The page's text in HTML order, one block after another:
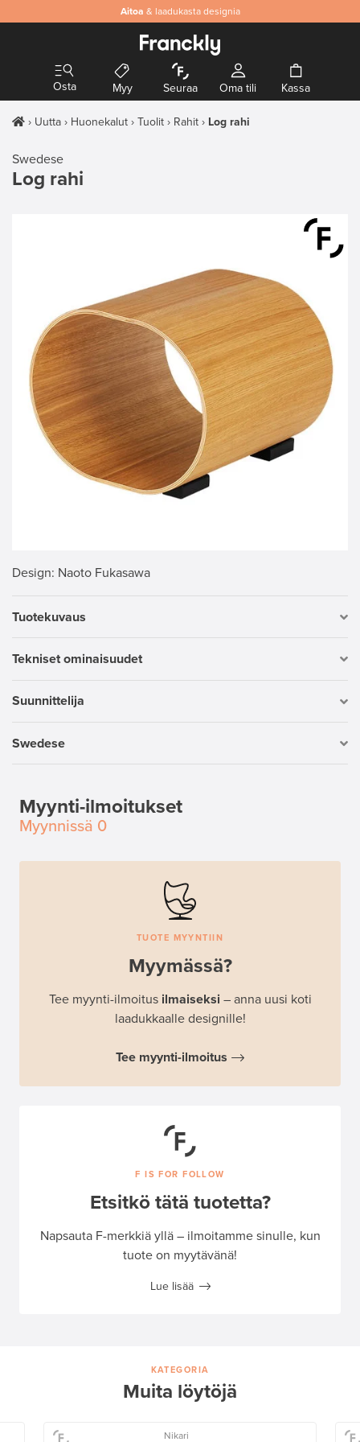
Aitoa & laadukasta designia
Osta Myy Seuraa Oma tili Kassa
Uutta Huonekalut Tuolit Rahit Log rahi
Swedese
Log rahi
Design: Naoto Fukasawa
Tuotekuvaus
Tekniset ominaisuudet
Suunnittelija
Swedese
Myynti-ilmoitukset
Myynnissä 0
TUOTE MYYNTIIN
Myymässä?
Tee myynti-ilmoitus ilmaiseksi – anna uusi koti
laadukkaalle designille!
Tee myynti-ilmoitus
F IS FOR FOLLOW
Etsitkö tätä tuotetta?
Napsauta F-merkkiä yllä – ilmoitamme sinulle, kun
tuote on myytävänä!
Lue lisää
KATEGORIA
Muita löytöjä
Nikari